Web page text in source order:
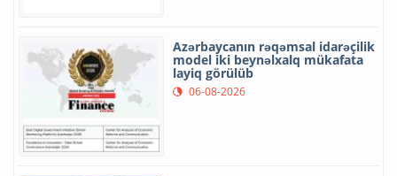
Azərbaycanın rəqəmsal idarəçilik
model iki beynəlxalq mükafata
layiq görülüb
06-08-2026